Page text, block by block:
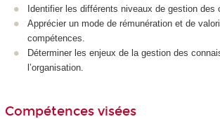
Identifier les différents niveaux de gestion des
Apprécier un mode de rémunération et de
compétences.
Déterminer les enjeux de la gestion des
l’organisation.
Compétences visées